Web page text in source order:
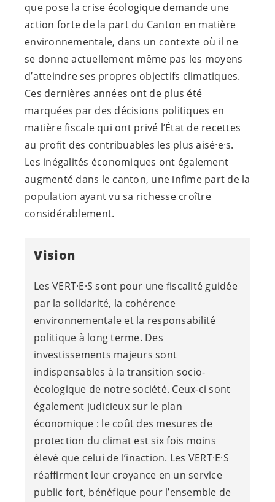
que pose la crise écologique demande une
action forte de la part du Canton en matière
environnementale, dans un contexte où il ne
se donne actuellement même pas les moyens
d’atteindre ses propres objectifs climatiques.
Ces dernières années ont de plus été
marquées par des décisions politiques en
matière fiscale qui ont privé l’État de recettes
au profit des contribuables les plusaisé·e·s.
Les inégalités économiques ont également
augmenté dans le canton, une infime part de la
population ayant vu sa richesse croître
considérablement.
Vision
LesVERT·E·S sont pour une fiscalité guidée
par la solidarité, la cohérence
environnementale et la responsabilité
politique à long terme. Des
investissements majeurs sont
indispensables à la transition socio-
écologique de notre société. Ceux-ci sont
également judicieux sur le plan
économique : le coût des mesures de
protection du climat est six fois moins
élevé que celui de l’inaction. Les VERT·E·S
réaffirment leur croyance en un service
public fort, bénéfique pour l’ensemble de